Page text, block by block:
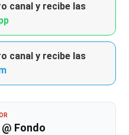
canal y recibe las
canal y recibe las
Fondo